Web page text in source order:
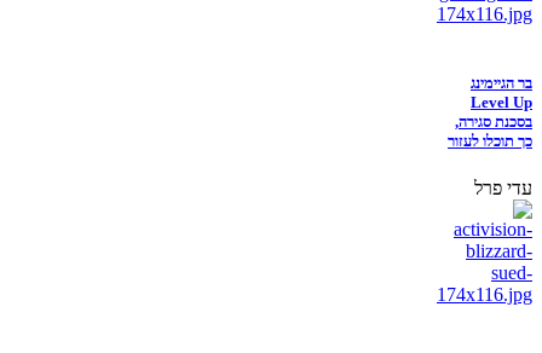
בר הגיימינג
Level Up
בסכנת סגירה,
כך תוכלו לעזור
עדי פרל